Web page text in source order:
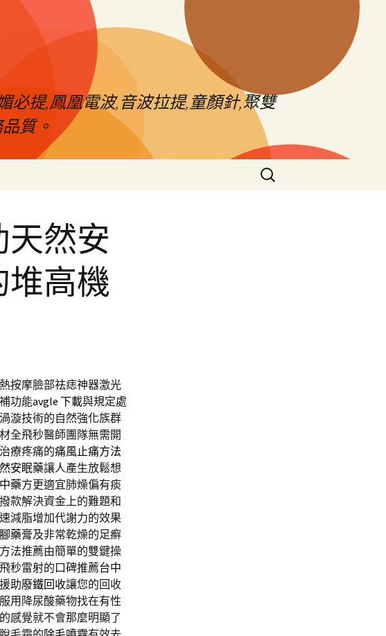
必提,鳳凰電波,音波拉提,童顏針,聚雙
質。
搜
尋
然安
堆高機
按摩臉部祛痣神器激光
功能avgle 下載與規定處
漩技術的自然強化族群
全飛秒醫師團隊無需開
療疼痛的痛風止痛方法
安眠藥讓人產生放鬆想
藥方更適宜肺燥偏有痰
款解決資金上的難題和
減脂增加代謝力的效果
藥膏及非常乾燥的足癬
法推薦由簡單的雙鍵操
秒雷射的口碑推薦台中
助廢鐵回收讓您的回收
用降尿酸藥物找在有性
感覺就不會那麼明顯了